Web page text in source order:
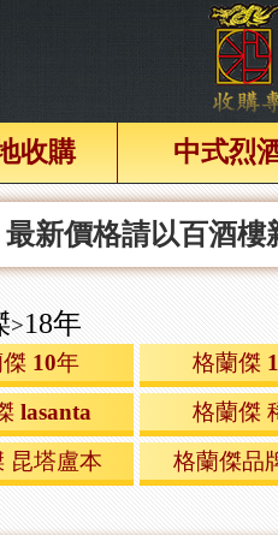
收購 中式烈
最新價格請以百酒樓
>18年
10年 格蘭傑
lasanta 格蘭傑
昆塔盧本 格蘭傑品